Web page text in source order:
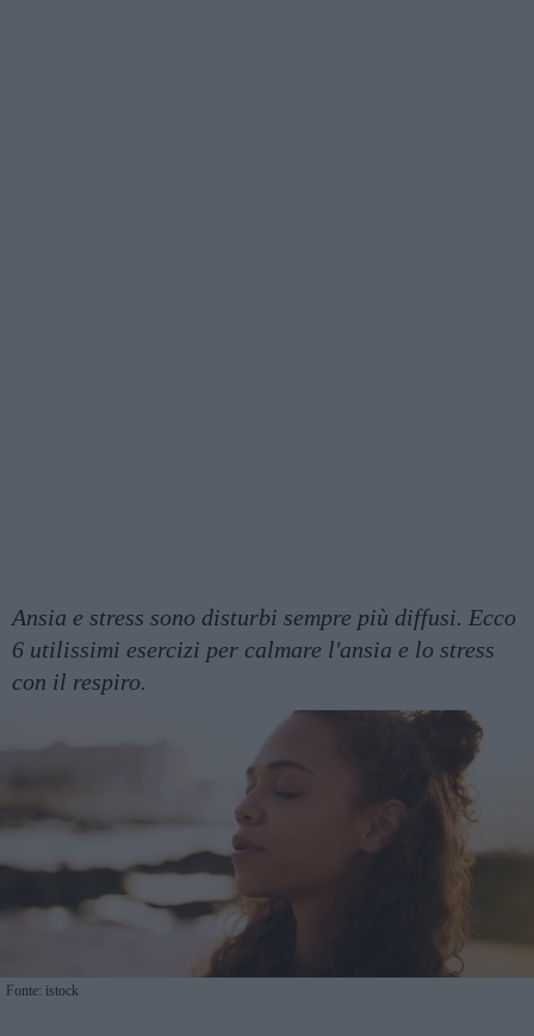
Ansia e stress sono disturbi sempre più diffusi. Ecco
6 utilissimi esercizi per calmare l'ansia e lo stress
con il respiro.
Fonte: istock